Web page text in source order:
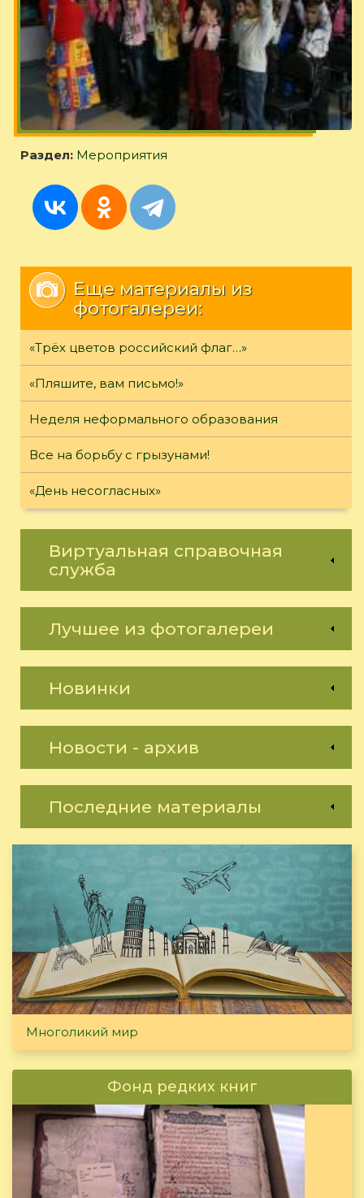
Раздел: Мероприятия
Еще материалы из
фотогалереи:
«Трёх цветов российский флаг…»
«Пляшите, вам письмо!»
Неделя неформального образования
Все на борьбу с грызунами!
«День несогласных»
Виртуальная справочная
служба
Лучшее из фотогалереи
Новинки
Новости - архив
Последние материалы
Многоликий мир
Фонд редких книг